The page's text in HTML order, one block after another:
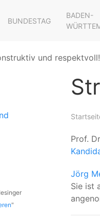
BUNDESTAG
BADEN-
und
Prof.
Jörg
Sie ist
"